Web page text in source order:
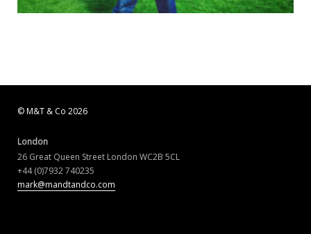
© M&T & Co 2026
London
26 Great Queen Street London WC2B 5CL
+44 (0)7932 740235
mark@mandtandco.com